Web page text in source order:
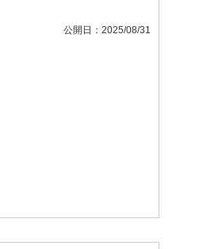
公開日：2025/08/31